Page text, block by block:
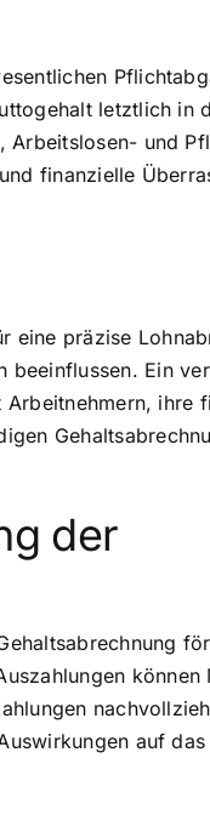
letztlich in
Arbeitslosen- und
finanzielle
eine präzise
beeinflussen. Ein
ihre
der
können
auf